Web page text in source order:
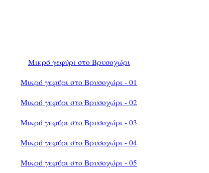
Μικρό γεφύρι στο Βρυσοχώρι
Μικρό γεφύρι στο Βρυσοχώρι - 01
Μικρό γεφύρι στο Βρυσοχώρι - 02
Μικρό γεφύρι στο Βρυσοχώρι - 03
Μικρό γεφύρι στο Βρυσοχώρι - 04
Μικρό γεφύρι στο Βρυσοχώρι - 05